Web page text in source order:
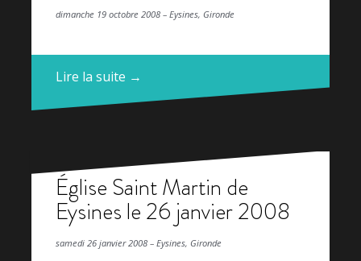
dimanche 19 octobre 2008 – Eysines, Gironde
Lire la suite →
Église Saint Martin de
Eysines le 26 janvier 2008
samedi 26 janvier 2008 – Eysines, Gironde